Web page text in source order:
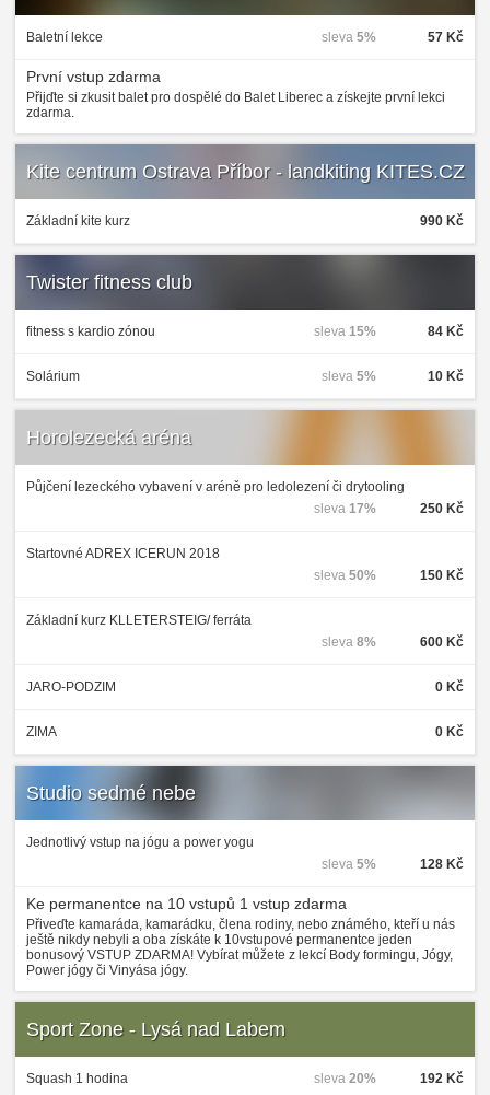
Baletní lekce 57 Kč
sleva 5%
První vstup zdarma
Přijďte si zkusit balet pro dospělé do Balet Liberec a získejte první lekci
zdarma.
Kite centrum Ostrava Příbor - landkiting KITES.CZ
Základní kite kurz 990 Kč
Twister fitness club
fitness s kardio zónou 84 Kč
sleva 15%
Solárium 10 Kč
sleva 5%
Horolezecká aréna
Půjčení lezeckého vybavení v aréně pro ledolezení či drytooling
250 Kč
sleva 17%
Startovné ADREX ICERUN 2018
150 Kč
sleva 50%
Základní kurz KLLETERSTEIG/ ferráta
600 Kč
sleva 8%
JARO-PODZIM 0 Kč
ZIMA 0 Kč
Studio sedmé nebe
Jednotlivý vstup na jógu a power yogu
128 Kč
sleva 5%
Ke permanentce na 10 vstupů 1 vstup zdarma
Přiveďte kamaráda, kamarádku, člena rodiny, nebo známého, kteří u nás
ještě nikdy nebyli a oba získáte k 10vstupové permanentce jeden
bonusový VSTUP ZDARMA! Vybírat můžete z lekcí Body formingu, Jógy,
Power jógy či Vinyása jógy.
Sport Zone - Lysá nad Labem
Squash 1 hodina 192 Kč
sleva 20%